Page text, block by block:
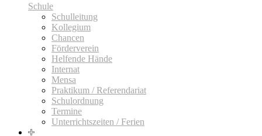
Schule
Schulleitung
Kollegium
Chancen
Förderverein
Helfende Hände
Internat
Mensa
Praktikum / Referendariat
Schulordnung
Termine
Unterrichtszeiten / Ferien